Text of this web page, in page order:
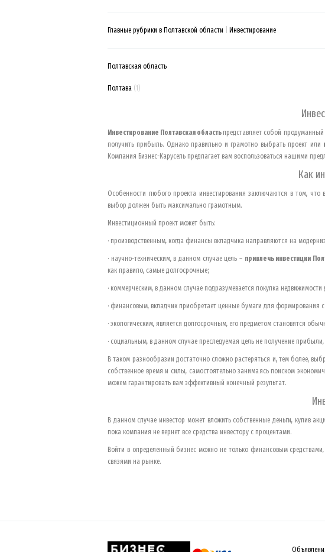
Главные рубрики в Полтавской области Инвестирование
Полтавская область
Полтава (1)
Инвестирование Полтавская область представляет собой
получить прибыль. Однако правильно и грамотно выбрать проект или
Компания Бизнес-Карусель предлагает вам воспользоваться нашими
Как
Особенности любого проекта инвестирования заключаются в том,
выбор должен быть максимально грамотным.
Инвестиционный проект может быть:
· производственным, когда финансы вкладчика направляются на
· научно-техническим, в данном случае цель – привлечь инвестиции
как правило, самые долгосрочные;
· коммерческим, в данном случае подразумевается покупка
· финансовым, вкладчик приобретает ценные бумаги для формирования
· экологическим, является долгосрочным, его предметом становятся
· социальным, в данном случае преследуемая цель не получение
В таком разнообразии достаточно сложно растеряться и, тем более,
собственное время и силы, самостоятельно занимаясь поиском
можем гарантировать вам эффективный конечный результат.
В данном случае инвестор может вложить собственные деньги, купив
пока компания не вернет все средства инвестору с процентами.
Войти в определенный бизнес можно не только финансовым
связями на рынке.